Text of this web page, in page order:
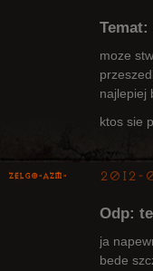
moze
najlepiej
ktos sie
ZelgO-AZM- 2012-
Odp:
ja
bede